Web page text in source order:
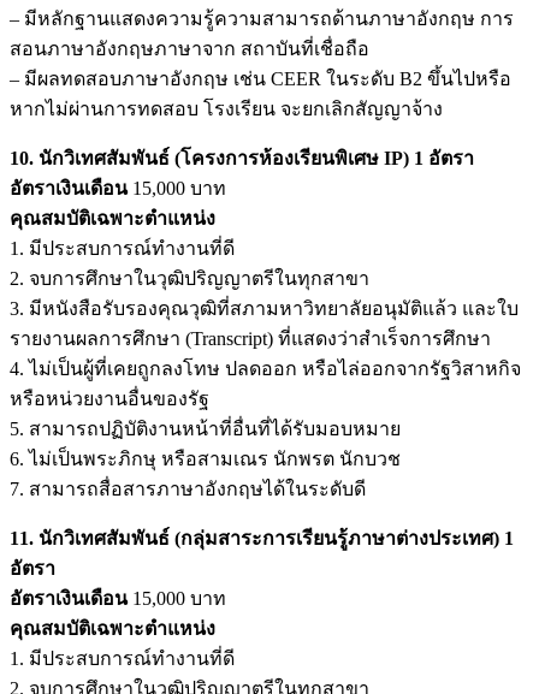
– มีหลักฐานแสดงความรู้ความสามารถด้านภาษาอังกฤษ การ
สอนภาษาอังกฤษภาษาจาก สถาบันที่เชื่อถือ
– มีผลทดสอบภาษาอังกฤษ เช่น CEER ในระดับ B2 ขึ้นไปหรือ
หากไม่ผ่านการทดสอบ โรงเรียน จะยกเลิกสัญญาจ้าง
10. นักวิเทศสัมพันธ์ (โครงการห้องเรียนพิเศษ IP) 1 อัตรา
อัตราเงินเดือน15,000 บาท
คุณสมบัติเฉพาะตำแหน่ง
1. มีประสบการณ์ทำงานที่ดี
2. จบการศึกษาในวุฒิปริญญาตรีในทุกสาขา
3. มีหนังสือรับรองคุณวุฒิที่สภามหาวิทยาลัยอนุมัติแล้ว และใบ
รายงานผลการศึกษา (Transcript) ที่แสดงว่าสำเร็จการศึกษา
4. ไม่เป็นผู้ที่เคยถูกลงโทษ ปลดออก หรือไล่ออกจากรัฐวิสาหกิจ
หรือหน่วยงานอื่นของรัฐ
5. สามารถปฏิบัติงานหน้าที่อื่นที่ได้รับมอบหมาย
6. ไม่เป็นพระภิกษุ หรือสามเณร นักพรต นักบวช
7. สามารถสื่อสารภาษาอังกฤษได้ในระดับดี
11. นักวิเทศสัมพันธ์ (กลุ่มสาระการเรียนรู้ภาษาต่างประเทศ) 1
อัตรา
อัตราเงินเดือน15,000 บาท
คุณสมบัติเฉพาะตำแหน่ง
1. มีประสบการณ์ทำงานที่ดี
2. จบการศึกษาในวุฒิปริญญาตรีในทุกสาขา